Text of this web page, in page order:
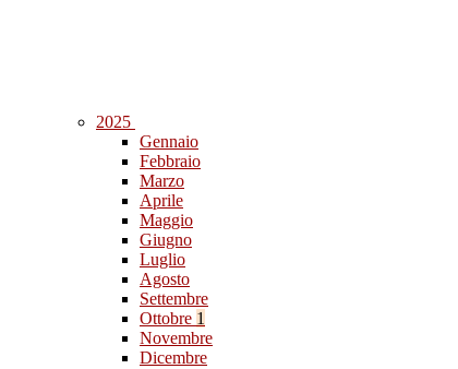
2025
Gennaio
Febbraio
Marzo
Aprile
Maggio
Giugno
Luglio
Agosto
Settembre
Ottobre 1
Novembre
Dicembre